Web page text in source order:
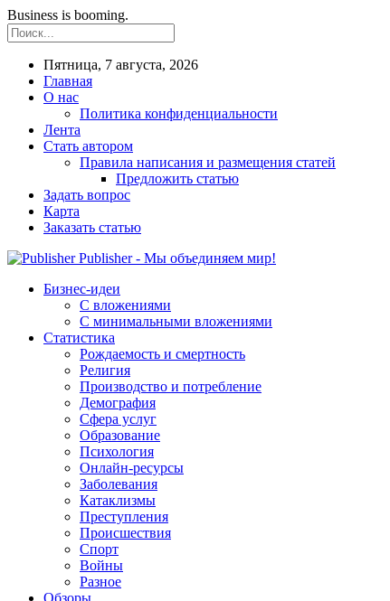
Business is booming.
Пятница, 7 августа, 2026
Главная
О нас
Политика конфиденциальности
Лента
Стать автором
Правила написания и размещения статей
Предложить статью
Задать вопрос
Карта
Заказать статью
Publisher - Мы объединяем мир!
Бизнес-идеи
С вложениями
С минимальными вложениями
Статистика
Рождаемость и смертность
Религия
Производство и потребление
Демография
Сфера услуг
Образование
Психология
Онлайн-ресурсы
Заболевания
Катаклизмы
Преступления
Происшествия
Спорт
Войны
Разное
Обзоры